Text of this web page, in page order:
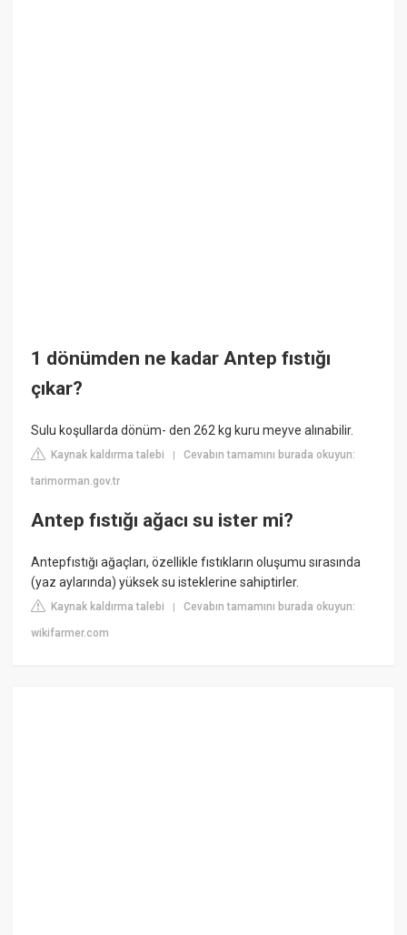
1 dönümden ne kadar Antep fıstığı
çıkar?
Sulu koşullarda dönüm- den 262 kg kuru meyve alınabilir.
Kaynak kaldırma talebi |Cevabın tamamını burada okuyun:
tarimorman.gov.tr
Antep fıstığı ağacı su ister mi?
Antepfıstığı ağaçları, özellikle fıstıkların oluşumu sırasında
(yaz aylarında) yüksek su isteklerine sahiptirler.
Kaynak kaldırma talebi |Cevabın tamamını burada okuyun:
wikifarmer.com